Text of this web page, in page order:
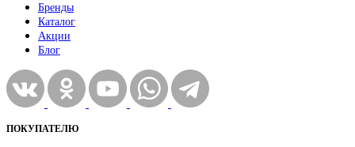
Бренды
Каталог
Акции
Блог
ПОКУПАТЕЛЮ